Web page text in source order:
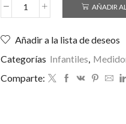
AÑADIR
Añadir a la lista de deseos
Categorías Infantiles,
Comparte: